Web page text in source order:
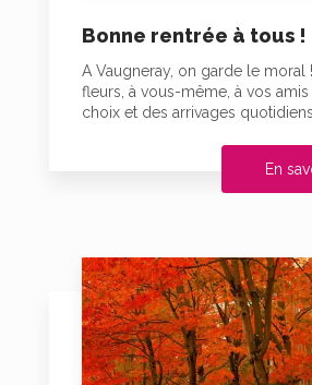
Bonne rentrée à tous !
A Vaugneray, on garde le moral
fleurs, à vous-même, à vos amis
choix et des arrivages quotidiens
En